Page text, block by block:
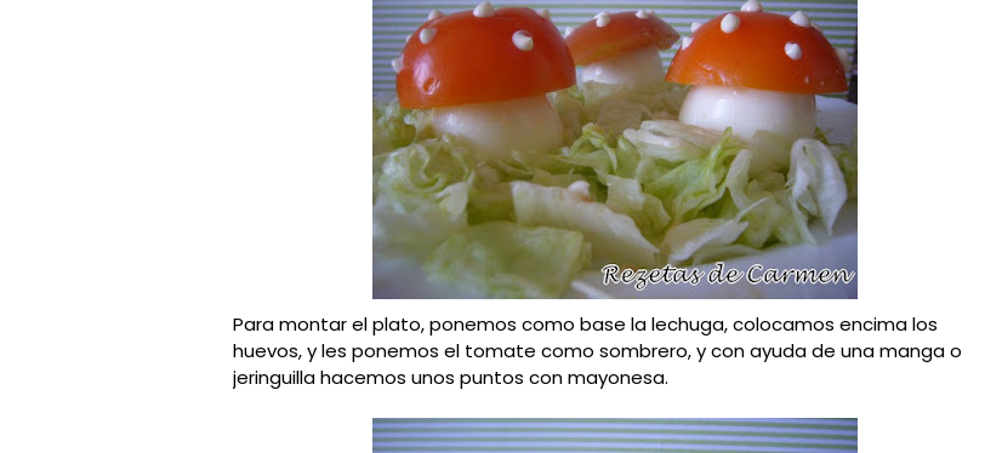
Para montar el plato, ponemos como base la lechuga, colocamos encima los
huevos, y les ponemos el tomate como sombrero, y con ayuda de una manga o
jeringuilla hacemos unos puntos con mayonesa.